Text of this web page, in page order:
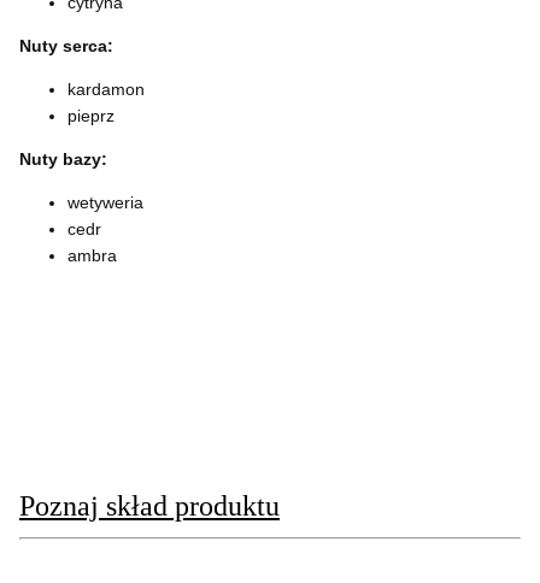
Nuty serca:
kardamon
pieprz
Nuty bazy:
wetyweria
cedr
ambra
Poznaj skład produktu